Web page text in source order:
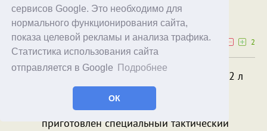
сервисов Google. Это необходимо для
нормального функционирования сайта,
показа целевой рекламы и анализа трафика.
Статистика использования сайта
отправляется в Google
Подробнее
ОК
Penguin queso
14.09.25 15:11
2
Тактическая сумка для пикника 30/42 л
Для маркетологов, лепящих слово
"тактический" ко всему подряд, в аду
приготовлен специальньій тактический